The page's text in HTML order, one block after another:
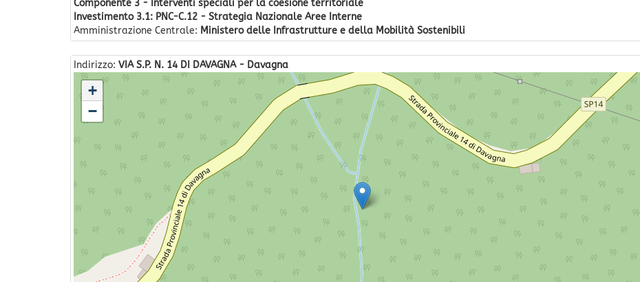
Componente 3 - Interventi speciali per la coesione territoriale
Investimento 3.1: PNC-C.12 - Strategia Nazionale Aree Interne
Amministrazione Centrale: Ministero delle Infrastrutture e della Mobilità Sostenibili
Indirizzo: VIA S.P. N. 14 DI DAVAGNA - Davagna
+
−